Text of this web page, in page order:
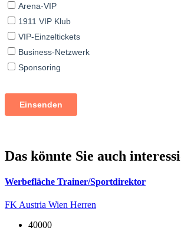
Das könnte Sie auch
Werbefläche Trainer/Sportdirektor
FK Austria Wien Herren
40000